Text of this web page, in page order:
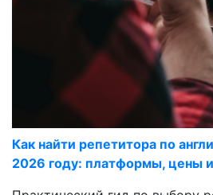
Как найти репетитора по
2026 году: платформы, цены